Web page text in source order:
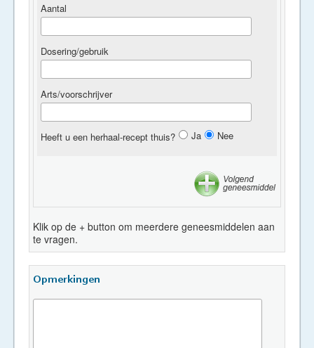
Aantal
Dosering/gebruik
Arts/voorschrijver
Heeft u een herhaal-recept thuis? Ja Nee
Klik op de + button om meerdere geneesmiddelen aan
te vragen.
Opmerkingen